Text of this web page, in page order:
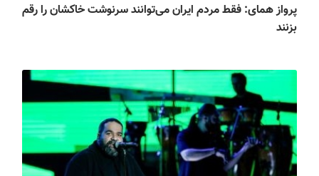
پرواز همای: فقط مردم ایران می‌توانند سرنوشت خاکشان را رقم
بزنند